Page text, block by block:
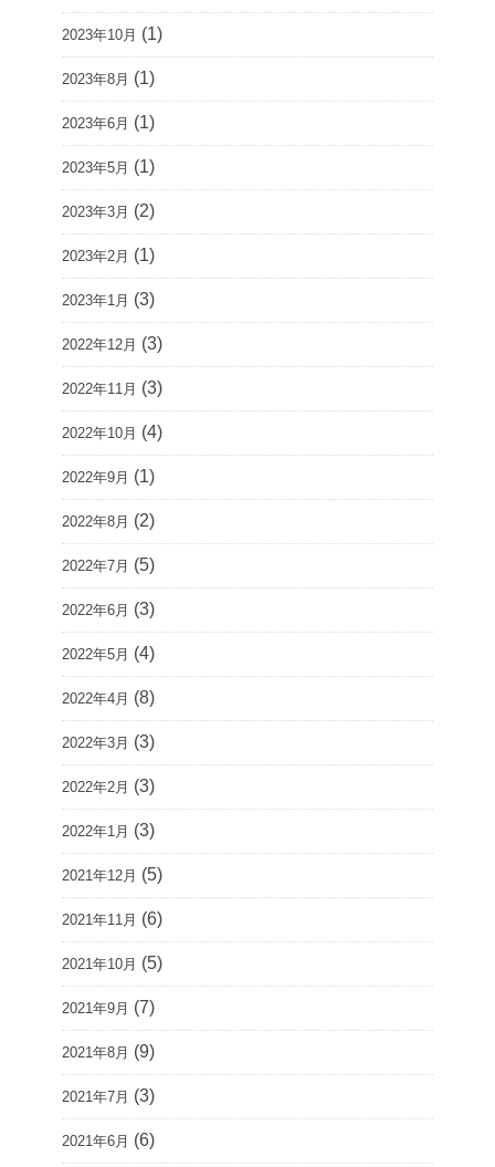
2023年10月 (1)
2023年8月 (1)
2023年6月 (1)
2023年5月 (1)
2023年3月 (2)
2023年2月 (1)
2023年1月 (3)
2022年12月 (3)
2022年11月 (3)
2022年10月 (4)
2022年9月 (1)
2022年8月 (2)
2022年7月 (5)
2022年6月 (3)
2022年5月 (4)
2022年4月 (8)
2022年3月 (3)
2022年2月 (3)
2022年1月 (3)
2021年12月 (5)
2021年11月 (6)
2021年10月 (5)
2021年9月 (7)
2021年8月 (9)
2021年7月 (3)
2021年6月 (6)